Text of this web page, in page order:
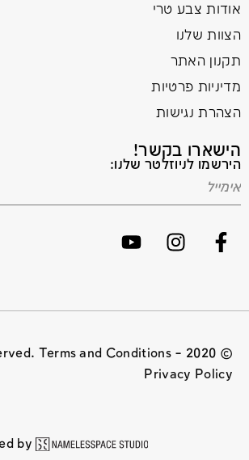
אודות צבע טרי
הצוות שלנו
תקנון האתר
מדיניות פרטיות
הצהרת נגישות
הישארו בקשר!
הירשמו לניוזלטר שלנו:
Terms and Conditions –
Privacy Policy
by